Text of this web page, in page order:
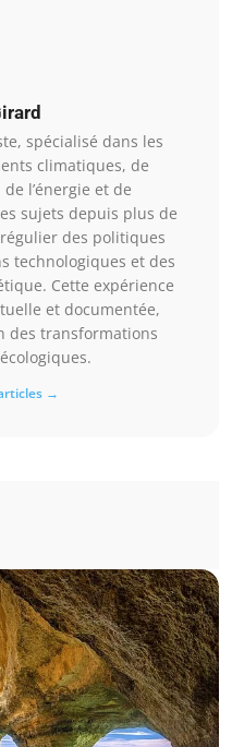
spécialisé dans les
climatiques, de
l’énergie et de
sujets depuis plus de
des politiques
technologiques et des
Cette expérience
et documentée,
des transformations
→